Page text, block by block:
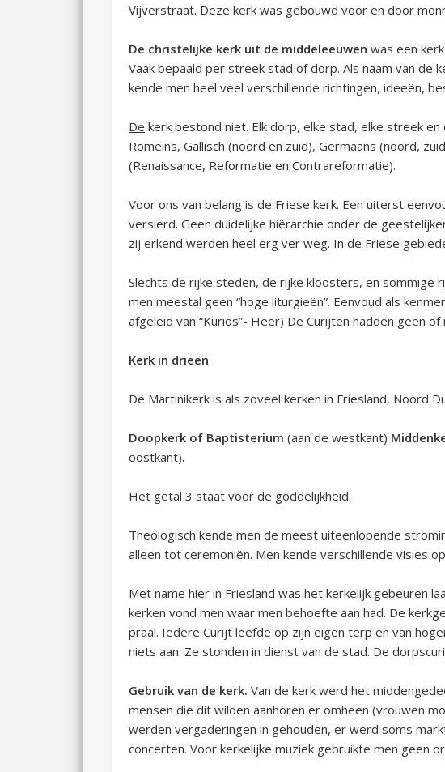
Vijverstraat. Deze kerk was gebouwd voor en door
De christelijke kerk uit de middeleeuwen was een
Vaak bepaald per streek stad of dorp. Als naam van de
kende men heel veel verschillende richtingen, ideeën,
De kerk bestond niet. Elk dorp, elke stad, elke streek
Romeins, Gallisch (noord en zuid), Germaans (noord,
(Renaissance, Reformatie en Contrareformatie).
Voor ons van belang is de Friese kerk. Een uiterst
versierd. Geen duidelijke hiërarchie onder de
zij erkend werden heel erg ver weg. In de Friese
Slechts de rijke steden, de rijke kloosters, en sommige
men meestal geen “hoge liturgieën”. Eenvoud als
afgeleid van “Kurios”- Heer) De Curijten hadden geen
Kerk in drieën
De Martinikerk is als zoveel kerken in Friesland, Noord
Doopkerk of Baptisterium (aan de westkant)
oostkant).
Het getal 3 staat voor de goddelijkheid.
Theologisch kende men de meest uiteenlopende
alleen tot ceremoniën. Men kende verschillende visies
Met name hier in Friesland was het kerkelijk gebeuren
kerken vond men waar men behoefte aan had. De
praal. Iedere Curijt leefde op zijn eigen terp en van
niets aan. Ze stonden in dienst van de stad. De
Gebruik van de kerk. Van de kerk werd het
mensen die dit wilden aanhoren er omheen (vrouwen
werden vergaderingen in gehouden, er werd soms
concerten. Voor kerkelijke muziek gebruikte men geen